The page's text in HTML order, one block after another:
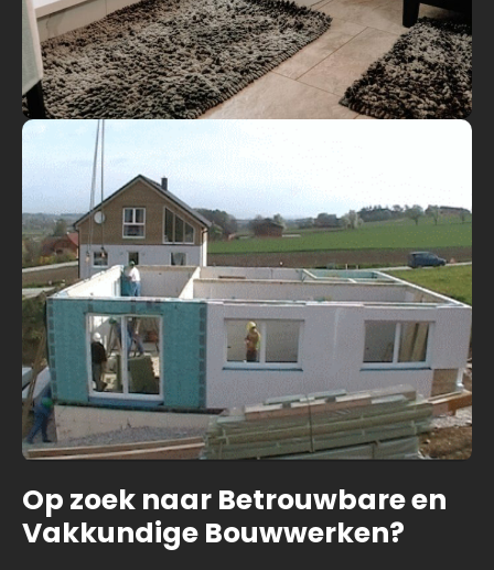
Op zoek naar Betrouwbare en
Vakkundige Bouwwerken?